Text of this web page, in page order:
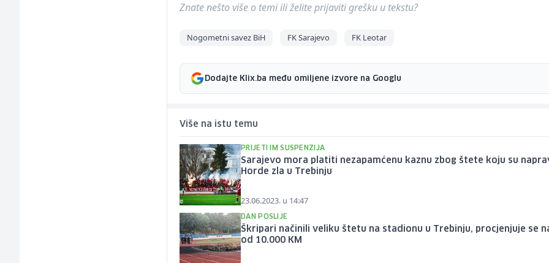
Znate nešto više o temi ili želite prijaviti grešku u tekstu?
Nogometni savez BiH FK Sarajevo FK Leotar
Dodajte Klix.ba među omiljene izvore na Googlu
Više na istu temu
PRIJETI IM SUSPENZIJA
Sarajevo mora platiti nezapamćenu kaznu zbog štete koju su
Horde zla u Trebinju
23.06.2023. u 14:47
DAN POSLIJE
Škripari načinili veliku štetu na stadionu u Trebinju, procjenjuje se
od 10.000 KM